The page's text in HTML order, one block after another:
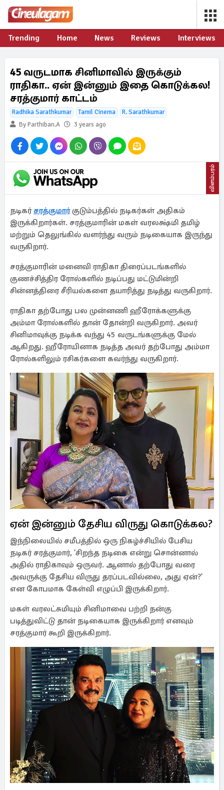
Trending Home News Reviews Interviews
45 வருடமாக சினிமாவில் இருக்கும்
ராதிகா.. ஏன் இன்னும் இதை கொடுக்கல!
சரத்குமார் காட்டம்
Radhika Sarathkumar Tamil Cinema
R. Sarathkumar
By Parthiban.A
3 years ago
விளம்பரம்
நடிகர் சரத்குமார்குடும்பத்தில் நடிகர்கள் அதிகம்
இருக்கிறார்கள். சரத்குமாரின் மகள் வரலக்ஷ்மி தமிழ்
மற்றும் தெலுங்கில் வளர்ந்து வரும் நடிகையாக இருந்து
வருகிறார்.
சரத்குமாரின் மனைவி ராதிகா திரைப்படங்களில்
குணச்சித்திர ரோல்களில் நடிப்பது மட்டுமின்றி
சின்னத்திரை சீரியல்களை தயாரித்து நடித்து வருகிறார்.
ராதிகா தற்போது பல முன்னணி ஹீரோக்களுக்கு
அம்மா ரோல்களில் தான் தோன்றி வருகிறார். அவர்
சினிமாவுக்கு நடிக்க வந்து 45 வருடங்களுக்கு மேல்
ஆகிறது. ஹீரோயினாக நடித்த அவர் தற்போது அம்மா
ரோல்களிலும் ரசிகர்களை கவர்ந்து வருகிறார்.
ஏன் இன்னும் தேசிய விருது கொடுக்கல?
இந்நிலையில் சமீபத்தில் ஒரு நிகழ்ச்சியில் பேசிய
நடிகர் சரத்குமார், 'சிறந்த நடிகை என்று சொன்னால்
அதில் ராதிகாவும் ஒருவர். ஆனால் தற்போது வரை
அவருக்கு தேசிய விருது தரப்படவில்லை, அது ஏன்?'
என கோபமாக கேள்வி எழுப்பி இருக்கிறார்.
மகள் வரலட்சுமியும் சினிமாவை பற்றி நன்கு
படித்துவிட்டு தான் நடிகையாக இருக்கிறார் எனவும்
சரத்குமார் கூறி இருக்கிறார்.